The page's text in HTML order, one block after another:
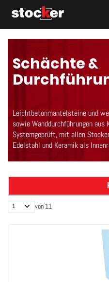
Schächte &
Leichtbetonmantelsteine und
sowie Wanddurchführungen
Systemgeprüft, mit allen
Edelstahl und Keramik als
von 11